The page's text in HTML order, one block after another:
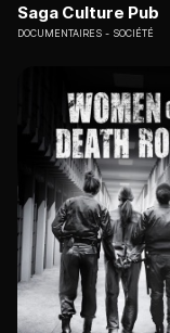
Saga Culture Pub
DOCUMENTAIRES SOCIÉTÉ